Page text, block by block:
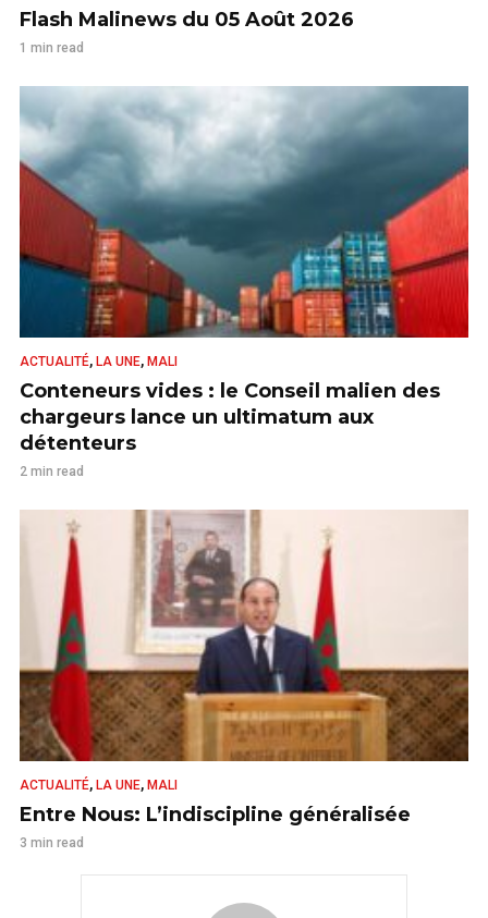
Flash Malinews du 05 Août 2026
1 min read
ACTUALITÉ, LA UNE, MALI
Conteneurs vides : le Conseil malien des
chargeurs lance un ultimatum aux
détenteurs
2 min read
ACTUALITÉ, LA UNE, MALI
Entre Nous: L’indiscipline généralisée
3 min read